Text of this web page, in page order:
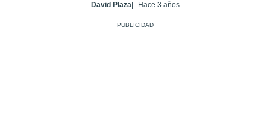
David Plaza Hace 3 años